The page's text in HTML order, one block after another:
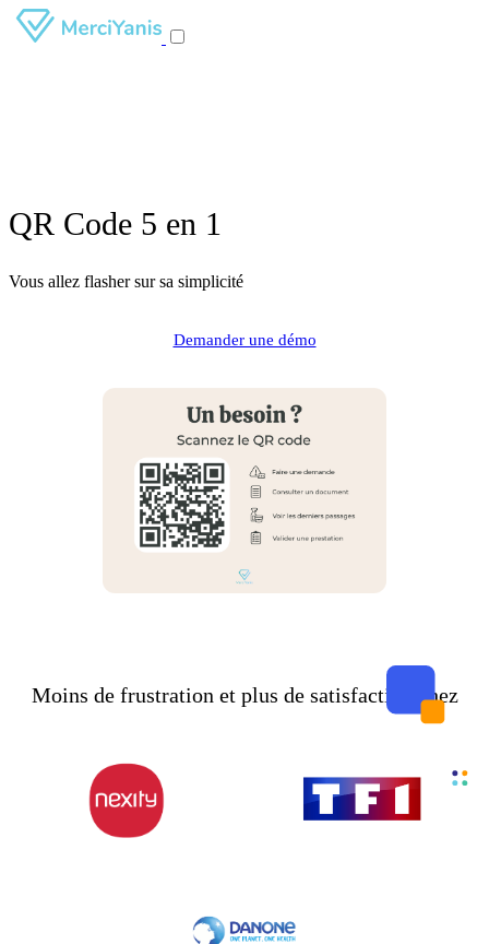
QR Code 5 en 1
Vous allez flasher sur sa simplicité
Demander une démo
Moins de frustration et plus de satisfaction chez